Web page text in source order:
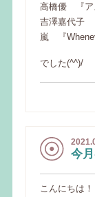
高橋優 『ア
吉澤嘉代子
嵐 『
でした(^^)/
今
こんにちは！